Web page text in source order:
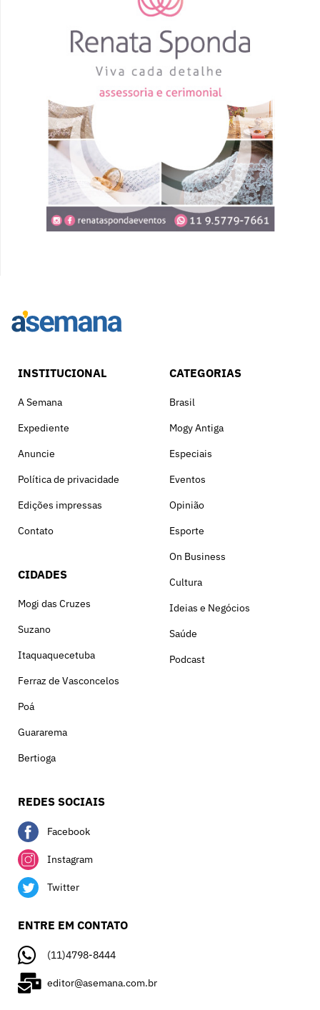
INSTITUCIONAL
A Semana
Expediente
Anuncie
Política de privacidade
Edições impressas
Contato
CIDADES
Mogi das Cruzes
Suzano
Itaquaquecetuba
Ferraz de Vasconcelos
Poá
Guararema
Bertioga
CATEGORIAS
Brasil
Mogy Antiga
Especiais
Eventos
Opinião
Esporte
On Business
Cultura
Ideias e Negócios
Saúde
Podcast
REDES SOCIAIS
Facebook
Instagram
Twitter
ENTRE EM CONTATO
(11)4798-8444
editor@asemana.com.br